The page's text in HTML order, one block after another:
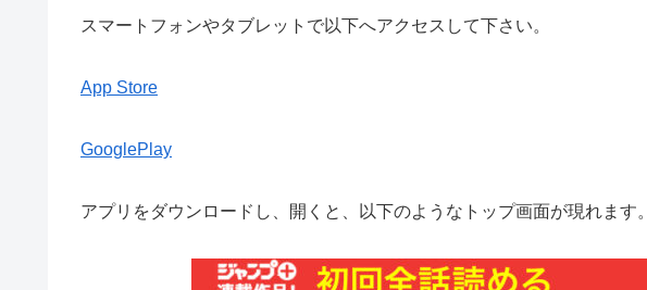
スマートフォンやタブレットで以下へアクセスして下さい。
App Store
GooglePlay
アプリをダウンロードし、開くと、以下のようなトップ画面が現れます。